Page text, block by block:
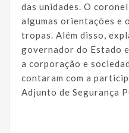
das unidades. O
algumas orientações e
tropas. Além disso,
governador do Estado
a corporação e
contaram com a
Adjunto de Segurança